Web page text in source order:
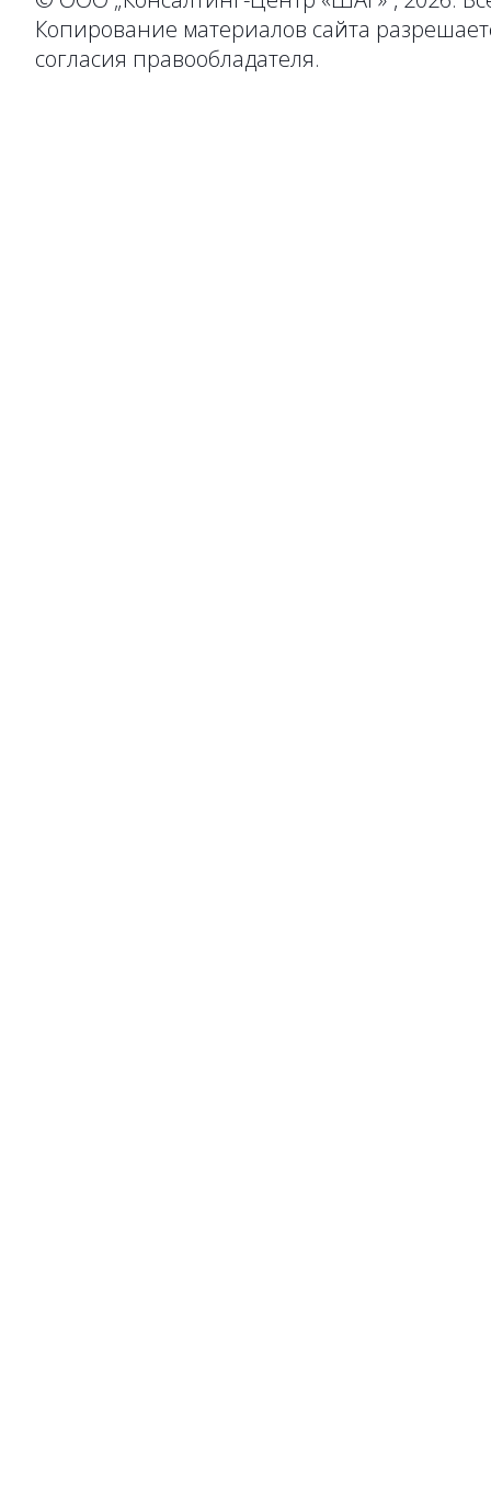
Копирование материалов сайта
согласия правообладателя.